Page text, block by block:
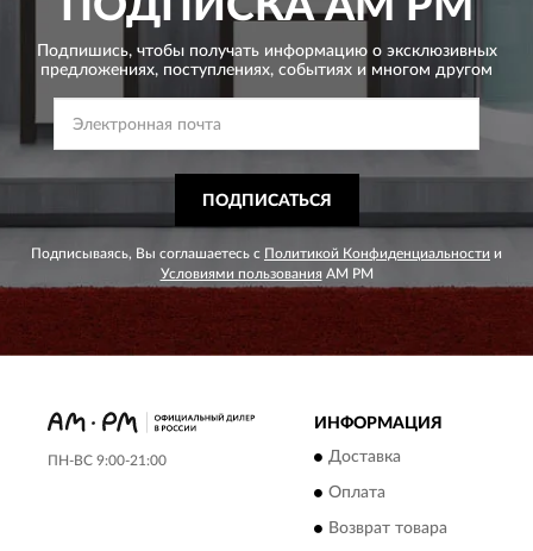
Подпишись, чтобы получать информацию о эксклюзивных
предложениях, поступлениях, событиях и многом другом
ПОДПИСАТЬСЯ
Подписываясь, Вы соглашаетесь с Политикой Конфиденциальности и
Условиями пользования AM PM
ПН-ВС 9:00-21:00
ИНФОРМАЦИЯ
Доставка
Оплата
Возврат товара